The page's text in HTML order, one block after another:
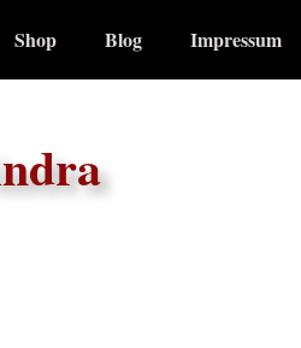
Shop Blog Impressum